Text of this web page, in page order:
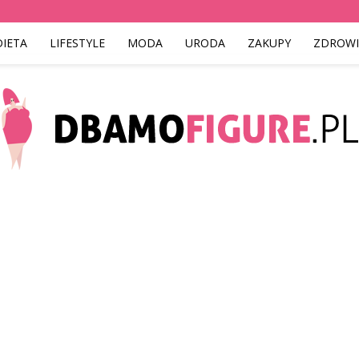
LIFESTYLE MODA URODA ZAKUPY